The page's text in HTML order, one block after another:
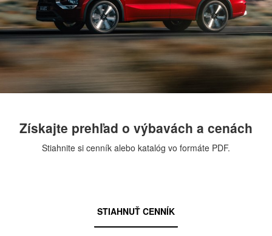
Získajte prehľad o výbavách a cenách
Stiahnite si cenník alebo katalóg vo formáte PDF.
STIAHNUŤ CENNÍK